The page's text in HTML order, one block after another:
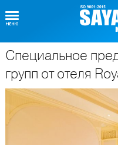
О Таиланде
Специальное
групп от отеля